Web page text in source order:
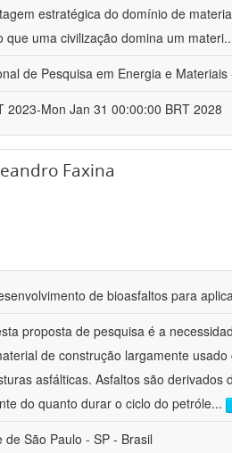
estratégica do domínio de
uma civilização domina um materi
de Pesquisa em Energia e Materiais
2023-Mon Jan 31 00:00:00 BRT 2028
Faxina
de bioasfaltos para
proposta de pesquisa é a
de construção largamente
asfálticas. Asfaltos são derivados
do quanto durar o ciclo do petróle...
de São Paulo - SP - Brasil